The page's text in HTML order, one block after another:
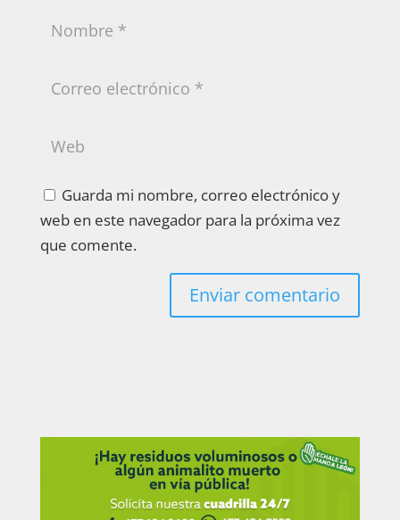
Guarda mi nombre, correo electrónico y
web en este navegador para la próxima vez
que comente.